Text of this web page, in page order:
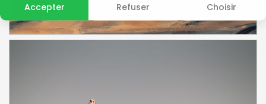
Accepter Refuser Choisir